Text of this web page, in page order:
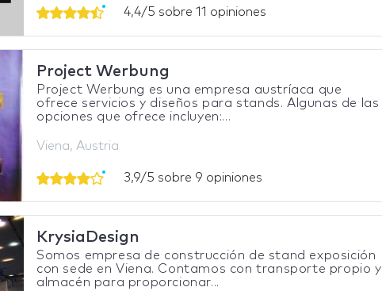
4,4/5 sobre 11 opiniones
Project Werbung
Project Werbung es una empresa austríaca que
ofrece servicios y diseños para stands. Algunas de las
opciones que ofrece incluyen:...
Viena, Austria
3,9/5 sobre 9 opiniones
KrysiaDesign
Somos empresa de construcción de stand exposición
con sede en Viena. Contamos con transporte propio y
almacén para proporcionar...